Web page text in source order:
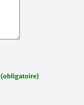
(obligatoire)